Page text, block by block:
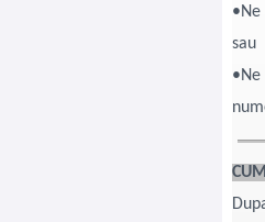
sau